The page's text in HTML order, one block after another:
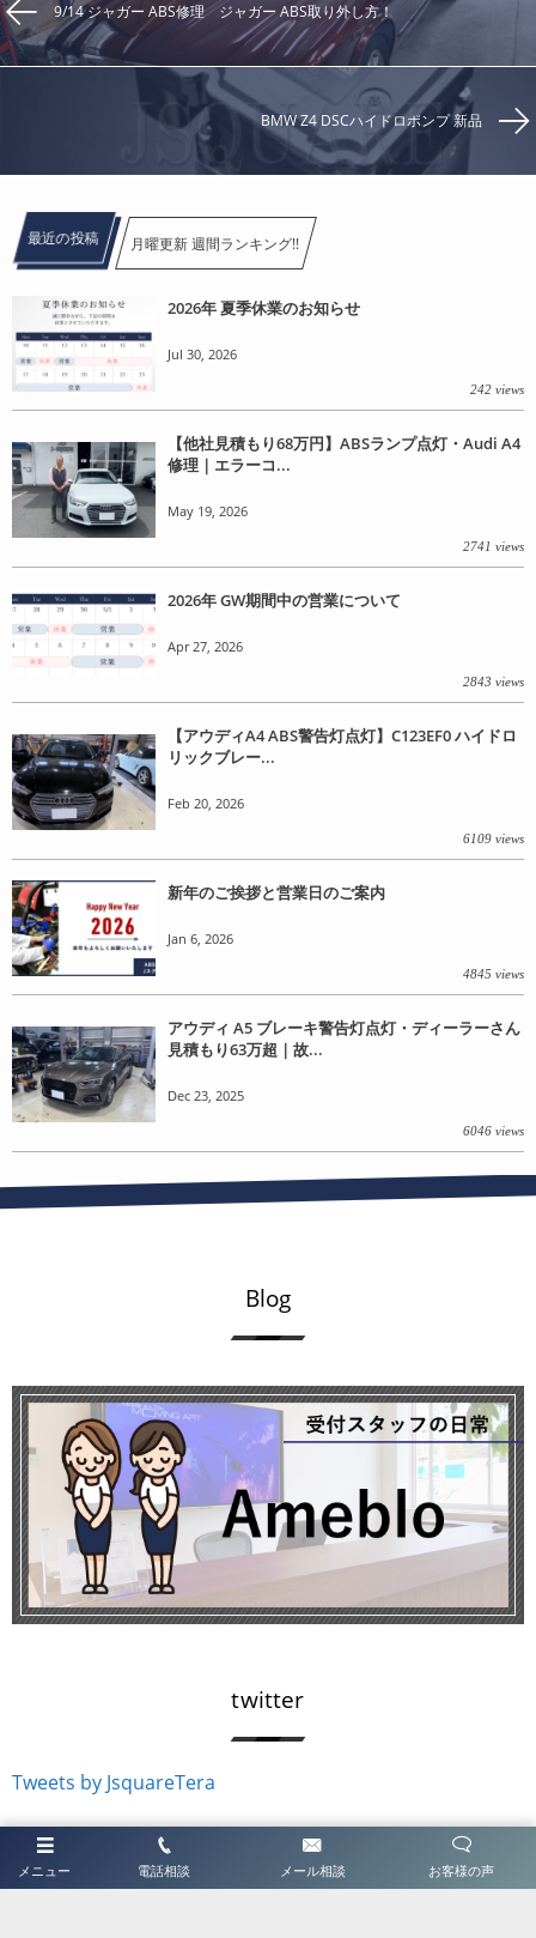
9/14 ジャガー ABS修理 ジャガー ABS取り外し方！
BMW Z4 DSCハイドロポンプ 新品
最近の投稿 月曜更新 週間ランキング!!
2026年 夏季休業のお知らせ
Jul 30, 2026
242 views
【他社見積もり68万円】ABSランプ点灯・Audi A4
修理｜エラーコ...
May 19, 2026
2741 views
2026年 GW期間中の営業について
Apr 27, 2026
2843 views
【アウディA4 ABS警告灯点灯】C123EF0 ハイドロ
リックブレー...
Feb 20, 2026
6109 views
新年のご挨拶と営業日のご案内
Jan 6, 2026
4845 views
アウディ A5 ブレーキ警告灯点灯・ディーラーさん
見積もり63万超｜故...
Dec 23, 2025
6046 views
メニュー 電話相談 メール相談 お客様の声
Blog
twitter
Tweets by JsquareTera
ホーム